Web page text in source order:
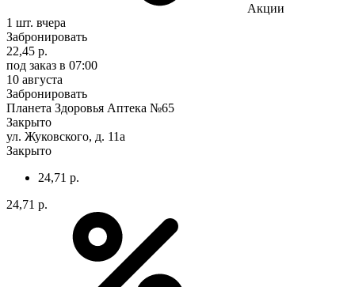
Акции
1 шт. вчера
Забронировать
22,45 р.
под заказ в 07:00
10 августа
Забронировать
Планета Здоровья Аптека №65
Закрыто
ул. Жуковского, д. 11а
Закрыто
24,71 р.
24,71 р.